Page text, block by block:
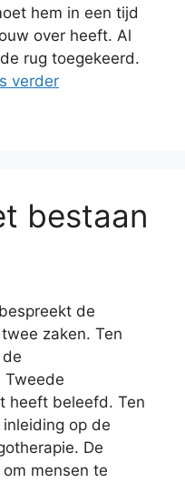
hem in een tijd
over heeft. Al
rug toegekeerd.
verder
bestaan
de
zaken. Ten
Tweede
heeft beleefd. Ten
op de
De
mensen te